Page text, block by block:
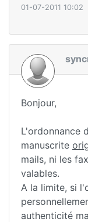
01-07-2011 10:02
Bonjour,
L'ordonnance
manuscrite
mails, ni les
valables.
A la limite, si
authenticité